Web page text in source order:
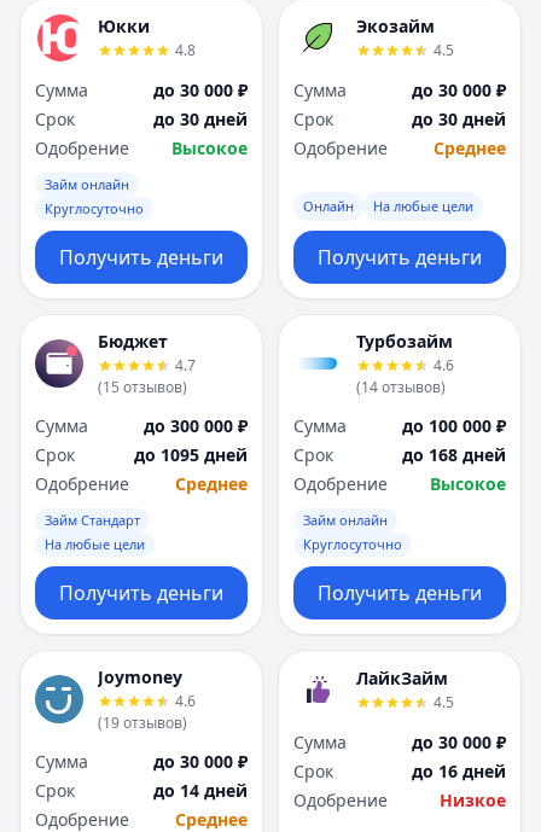
Юкки
4.8
Сумма
до 30 000 ₽
Срок
до 30 дней
Одобрение
Высокое
Займ онлайн
Круглосуточно
Получить деньги
Экозайм
4.5
Сумма
до 30 000 ₽
Срок
до 30 дней
Одобрение
Среднее
Онлайн На любые цели
Получить деньги
Бюджет
4.7
(15 отзывов)
Сумма
до 300 000 ₽
Срок
до 1095 дней
Одобрение
Среднее
Займ Стандарт
На любые цели
Получить деньги
Турбозайм
4.6
(14отзывов)
Сумма
до 100 000 ₽
Срок
до 168 дней
Одобрение
Высокое
Займ онлайн
Круглосуточно
Получить деньги
Joymoney
4.6
(19отзывов)
Сумма
до 30 000 ₽
Срок
до 14 дней
Одобрение
Среднее
ЛайкЗайм
4.5
Сумма
до 30 000 ₽
Срок
до 16 дней
Одобрение
Низкое